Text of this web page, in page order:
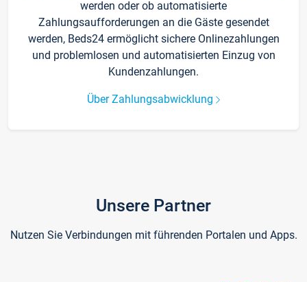
werden oder ob automatisierte
Zahlungsaufforderungen an die Gäste gesendet
werden, Beds24 ermöglicht sichere Onlinezahlungen
und problemlosen und automatisierten Einzug von
Kundenzahlungen.
Über Zahlungsabwicklung
Unsere Partner
Nutzen Sie Verbindungen mit führenden Portalen und Apps.